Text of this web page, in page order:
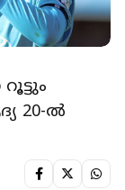
20-ല്‍